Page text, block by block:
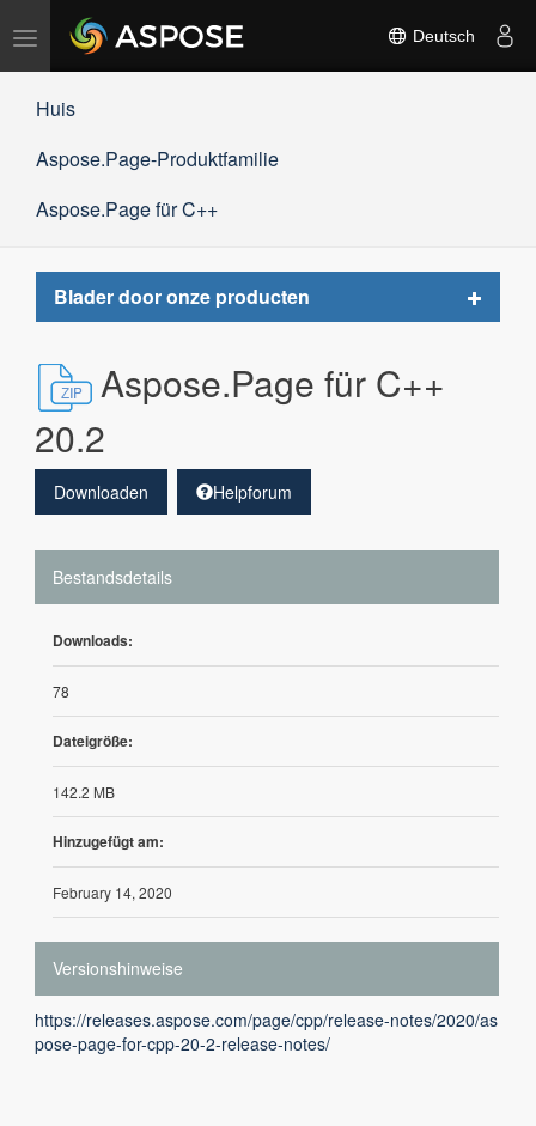
Navigation
umschalten
Deutsch
Huis
Aspose.Page-Produktfamilie
Aspose.Page für C++
Blader door onze producten
Toggle
Aspose.Page für C++
20.2
Downloaden Helpforum
Bestandsdetails
Downloads:
78
Dateigröße:
142.2 MB
Hinzugefügt am:
February 14, 2020
Versionshinweise
https://releases.aspose.com/page/cpp/release-notes/2020/as
pose-page-for-cpp-20-2-release-notes/